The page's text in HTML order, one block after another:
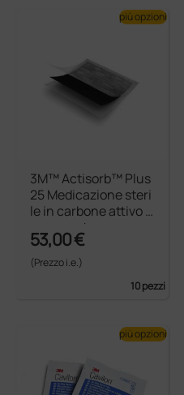
3M™ Actisorb™ Plus
25 Medicazione steri
le in carbone attivo c
on argento
53,00 €
(Prezzo i.e.)
10 pezzi
più opzioni
più opzioni